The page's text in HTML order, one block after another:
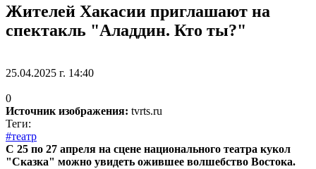
Жителей Хакасии приглашают на
спектакль "Аладдин. Кто ты?"
25.04.2025 г. 14:40
0
Источник изображения: tvrts.ru
Теги:
#театр
С 25 по 27 апреля на сцене национального театра кукол
"Сказка" можно увидеть ожившее волшебство Востока.